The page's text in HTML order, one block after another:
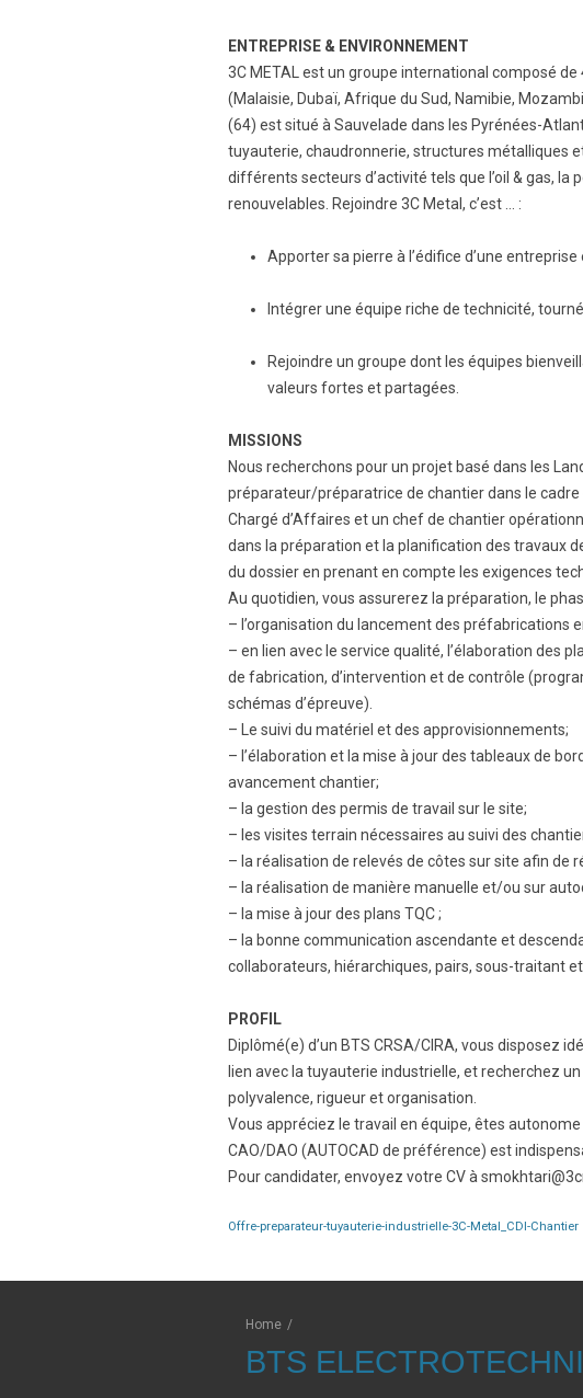
ENTREPRISE & ENVIRONNEMENT
3C METAL est un groupe international composé
(Malaisie, Dubaï, Afrique du Sud, Namibie,
(64) est situé à Sauvelade dans les Pyrénées-
tuyauterie, chaudronnerie, structures métalliques
différents secteurs d’activité tels que l’oil & gas, la
renouvelables. Rejoindre 3C Metal, c’est … :
Apporter sa pierre à l’édifice d’une
Intégrer une équipe riche de technicité,
Rejoindre un groupe dont les équipes
valeurs fortes et partagées.
MISSIONS
Nous recherchons pour un projet basé dans les
préparateur/préparatrice de chantier dans le cadre
Chargé d’Affaires et un chef de chantier
dans la préparation et la planification des travaux
du dossier en prenant en compte les exigences
Au quotidien, vous assurerez la préparation, le
– l’organisation du lancement des préfabrications
– en lien avec le service qualité, l’élaboration des
de fabrication, d’intervention et de contrôle
schémas d’épreuve).
– Le suivi du matériel et des approvisionnements;
– l’élaboration et la mise à jour des tableaux de
avancement chantier;
– la gestion des permis de travail sur le site;
– les visites terrain nécessaires au suivi des
– la réalisation de relevés de côtes sur site afin de
– la réalisation de manière manuelle et/ou sur
– la mise à jour des plans TQC ;
– la bonne communication ascendante et
collaborateurs, hiérarchiques, pairs, sous-traitant et
PROFIL
Diplômé(e) d’un BTS CRSA/CIRA, vous disposez
lien avec la tuyauterie industrielle, et recherchez
polyvalence, rigueur et organisation.
Vous appréciez le travail en équipe, êtes
CAO/DAO (AUTOCAD de préférence) est
Pour candidater, envoyez votre CV à
Offre-preparateur-tuyauterie-industrielle-3C-Metal_CDI-Chantier
Home /
BTS